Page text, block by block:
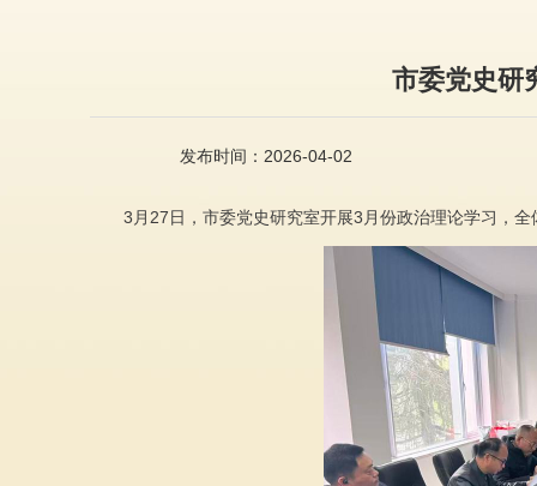
市委党史研
发布时间：2026-04-02
3月27日，市委党史研究室开展3月份政治理论学习，全